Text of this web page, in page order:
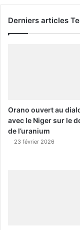
Derniers articles
Orano ouvert au
avec le Niger sur le
de l’uranium
23 février 2026